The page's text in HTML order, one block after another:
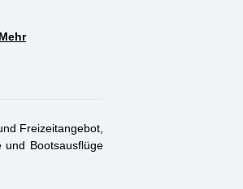
Mehr
Freizeitangebot,
und Bootsausflüge